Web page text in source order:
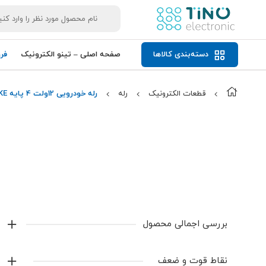
دسته‌بندی کالاها صفحه اصلی – تینو الکترونیک
قطعات الکترونیک رله رله خودرویی 12ولت 4 پایه CMA36N-S-DC12V-A-P HKE
بررسی اجمالی محصول
نقاط قوت و ضعف